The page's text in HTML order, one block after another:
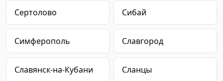
Сертолово Сибай
Симферополь Славгород
Славянск-на-Кубани Сланцы